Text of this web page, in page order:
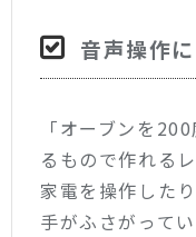
音声操作
「オーブンを
るもので作れる
家電を操作した
手がふさがって